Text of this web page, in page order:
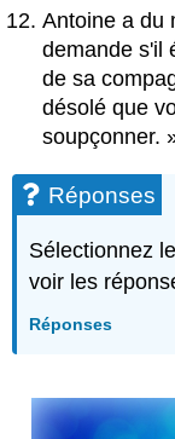
Antoine a du
demande s'il
de sa
désolé que
soupçonner.
Réponses
Sélectionnez
voir les
Réponses